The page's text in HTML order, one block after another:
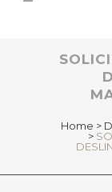
Home >
>